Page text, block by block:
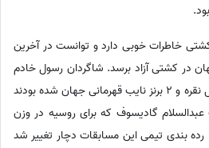
خاطرات خوبی دارد و توانست در آخرین
در کشتی آزاد برسد. شاگردان رسول خادم
در این رقابت ها با کسب 2 مدال نقره و 2 برنز نایب قهرمانی جهان شده بودند
گادیسوف که برای روسیه در وزن
رده بندی تیمی این مسابقات دچار تغییر شد